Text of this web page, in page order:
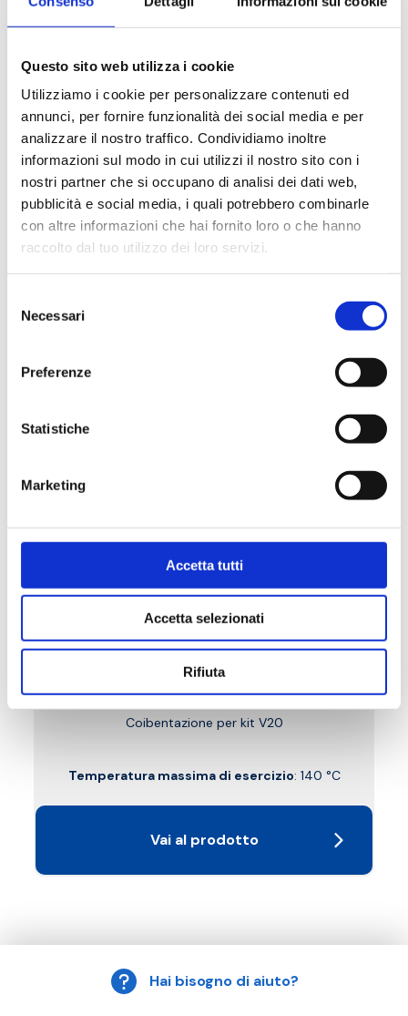
Questo sito web utilizza i cookie
Utilizziamo i cookie per personalizzare contenuti ed
annunci, per fornire funzionalità dei social media e per
analizzare il nostro traffico. Condividiamo inoltre
informazioni sul modo in cui utilizzi il nostro sito con i
nostri partner che si occupano di analisi dei dati web,
pubblicità e social media, i quali potrebbero combinarle
con altre informazioni che hai fornito loro o che hanno
raccolto dal tuo utilizzo dei loro servizi.
delNecessari
Preferenze
Statistiche
Marketing
Accetta tutti
Accetta selezionati
Rifiuta
Kit di integrazione solare-caldaia
Temperatura massima di esercizio
: 95 °C
Campo di regolazione temperatura : 35–60
°C
Taratura valvola deviatrice
Pressione massima di esercizio: 10 bar
Coibentazione per kit V20
Temperatura massima di esercizio: 140 °C
Vai al prodotto
Hai bisogno di aiuto?